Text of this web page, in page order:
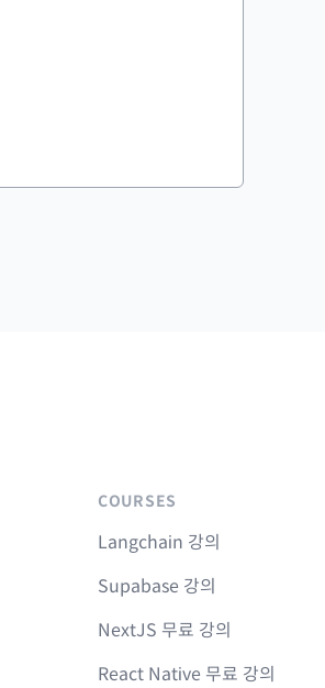
COURSES
Langchain 강의
Supabase 강의
NextJS 무료 강의
React Native 무료 강의